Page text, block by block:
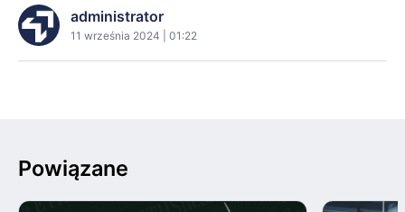
administrator
11 września 2024 | 01:22
Powiązane